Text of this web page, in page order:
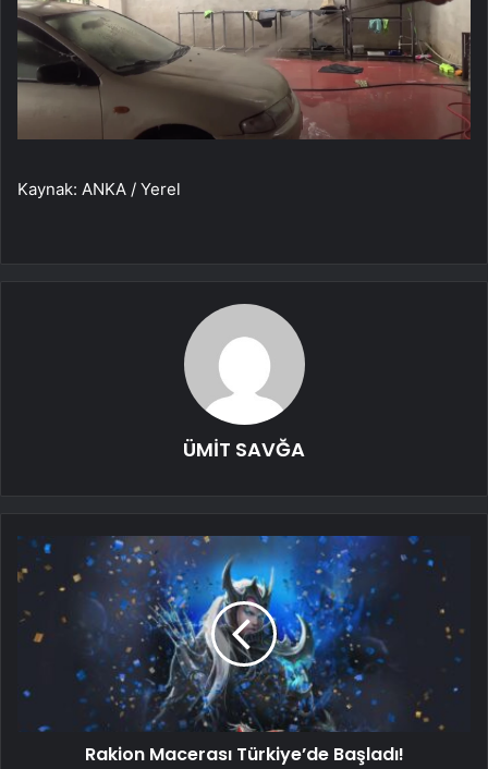
Kaynak: ANKA / Yerel
ÜMİT SAVĞA
Rakion Macerası Türkiye’de Başladı!